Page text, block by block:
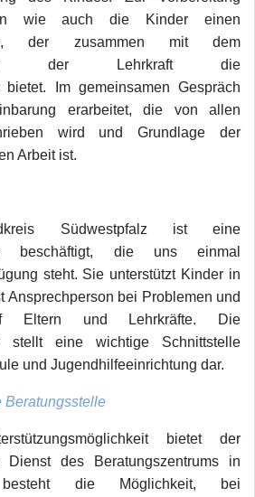
wie auch die Kinder einen
der zusammen mit dem
der Lehrkraft die
bietet. Im gemeinsamen Gespräch
erarbeitet, die von allen
wird und Grundlage der
Arbeit ist.
Südwestpfalz ist eine
beschäftigt, die uns einmal
steht. Sie unterstützt Kinder in
Ansprechperson bei Problemen und
Eltern und Lehrkräfte. Die
stellt eine wichtige Schnittstelle
und Jugendhilfeeinrichtung dar.
Beratungsstelle
bietet der
Dienst des Beratungszentrums in
die Möglichkeit, bei